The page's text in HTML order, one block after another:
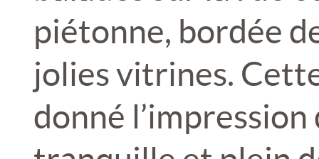
piétonne, bordée
jolies vitrines.
donné